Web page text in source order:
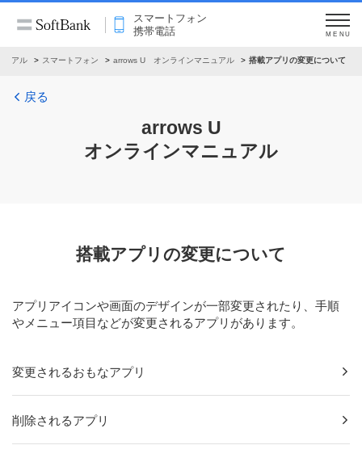
スマートフォン
携帯電話
MENU
ュアル スマートフォン arrows U オンラインマニュアル 搭載アプリの変更について
戻る
arrows U
オンラインマニュアル
搭載アプリの変更について
アプリアイコンや画面のデザインが一部変更されたり、手順
やメニュー項目などが変更されるアプリがあります。
変更されるおもなアプリ
削除されるアプリ